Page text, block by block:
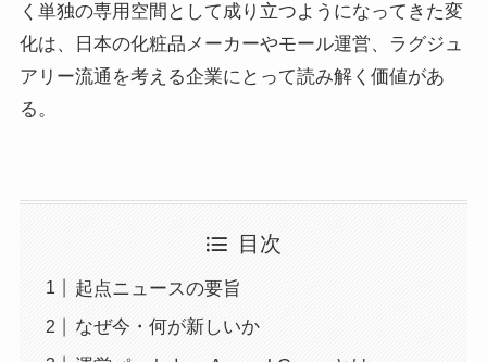
く単独の専用空間として成り立つようになってきた変
化は、日本の化粧品メーカーやモール運営、ラグジュ
アリー流通を考える企業にとって読み解く価値があ
る。
目次
起点ニュースの要旨
なぜ今・何が新しいか